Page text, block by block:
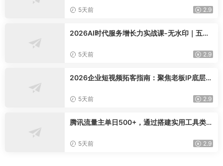
5天前 2.9
2026AI时代服务增长力实战课-无水印｜五力
卷实现长效业绩增长
5天前 2.9
2026企业短视频拓客指南：聚焦老板IP底层逻
交完整获客链路
5天前 2.9
腾讯流量主单日500+，通过搭建实用工具类小
5天前 2.9